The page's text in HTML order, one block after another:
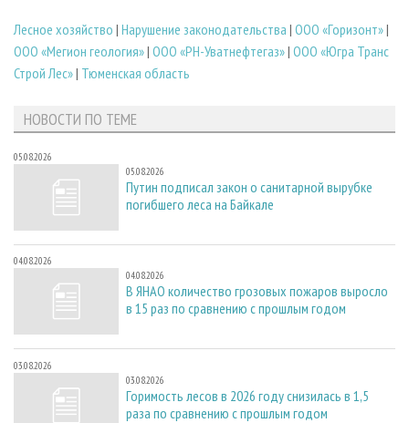
Лесное хозяйство | Нарушение законодательства | ООО «Горизонт»|
ООО «Мегион геология»| ООО «РН-Уватнефтегаз»| ООО «Югра Транс
Строй Лес»| Тюменская область
НОВОСТИ ПО ТЕМЕ
05.08.2026
05.08.2026
Путин подписал закон о санитарной вырубке
погибшего леса на Байкале
04.08.2026
04.08.2026
В ЯНАО количество грозовых пожаров выросло
в 15 раз по сравнению с прошлым годом
03.08.2026
03.08.2026
Горимость лесов в 2026 году снизилась в 1,5
раза по сравнению с прошлым годом